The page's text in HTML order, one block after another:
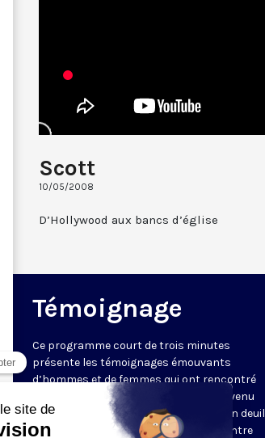
Scott
10/05/2008
D’Hollywood aux bancs d’église
Témoignage
Ce programme court de trois minutes
présente les témoignages émouvants
d’hommes et de femmes qui ont rencontré
Dieu. À l’occasion d’un événement survenu
dans leur vie, comme une rencontre, un deuil
ou une maladie, ils ont vécu une rencontre